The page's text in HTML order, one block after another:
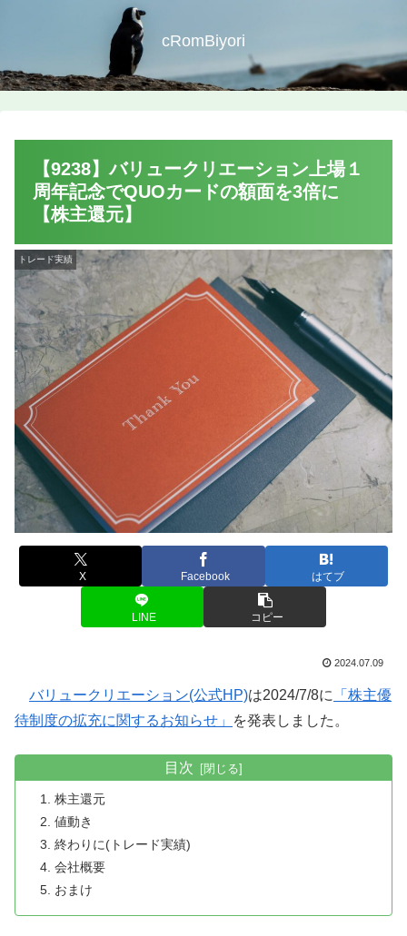
cRomBiyori
【9238】バリュークリエーション上場１
周年記念でQUOカードの額面を3倍に
【株主還元】
トレード実績
X Facebook はてブ
LINE コピー
2024.07.09
バリュークリエーション(公式HP)は2024/7/8に
「株主優
待制度の拡充に関するお知らせ」
を発表しました。
目次
株主還元
値動き
終わりに(トレード実績)
会社概要
おまけ